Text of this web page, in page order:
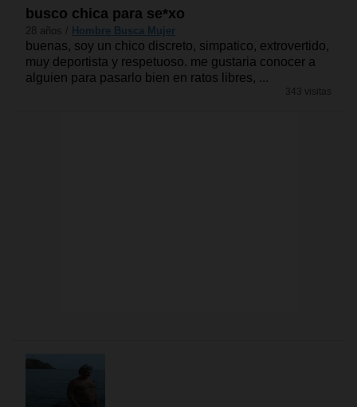
busco chica para se*xo
28 años / Hombre Busca Mujer
buenas, soy un chico discreto, simpatico, extrovertido,
muy deportista y respetuoso. me gustaria conocer a
alguien para pasarlo bien en ratos libres, ...
343 visitas